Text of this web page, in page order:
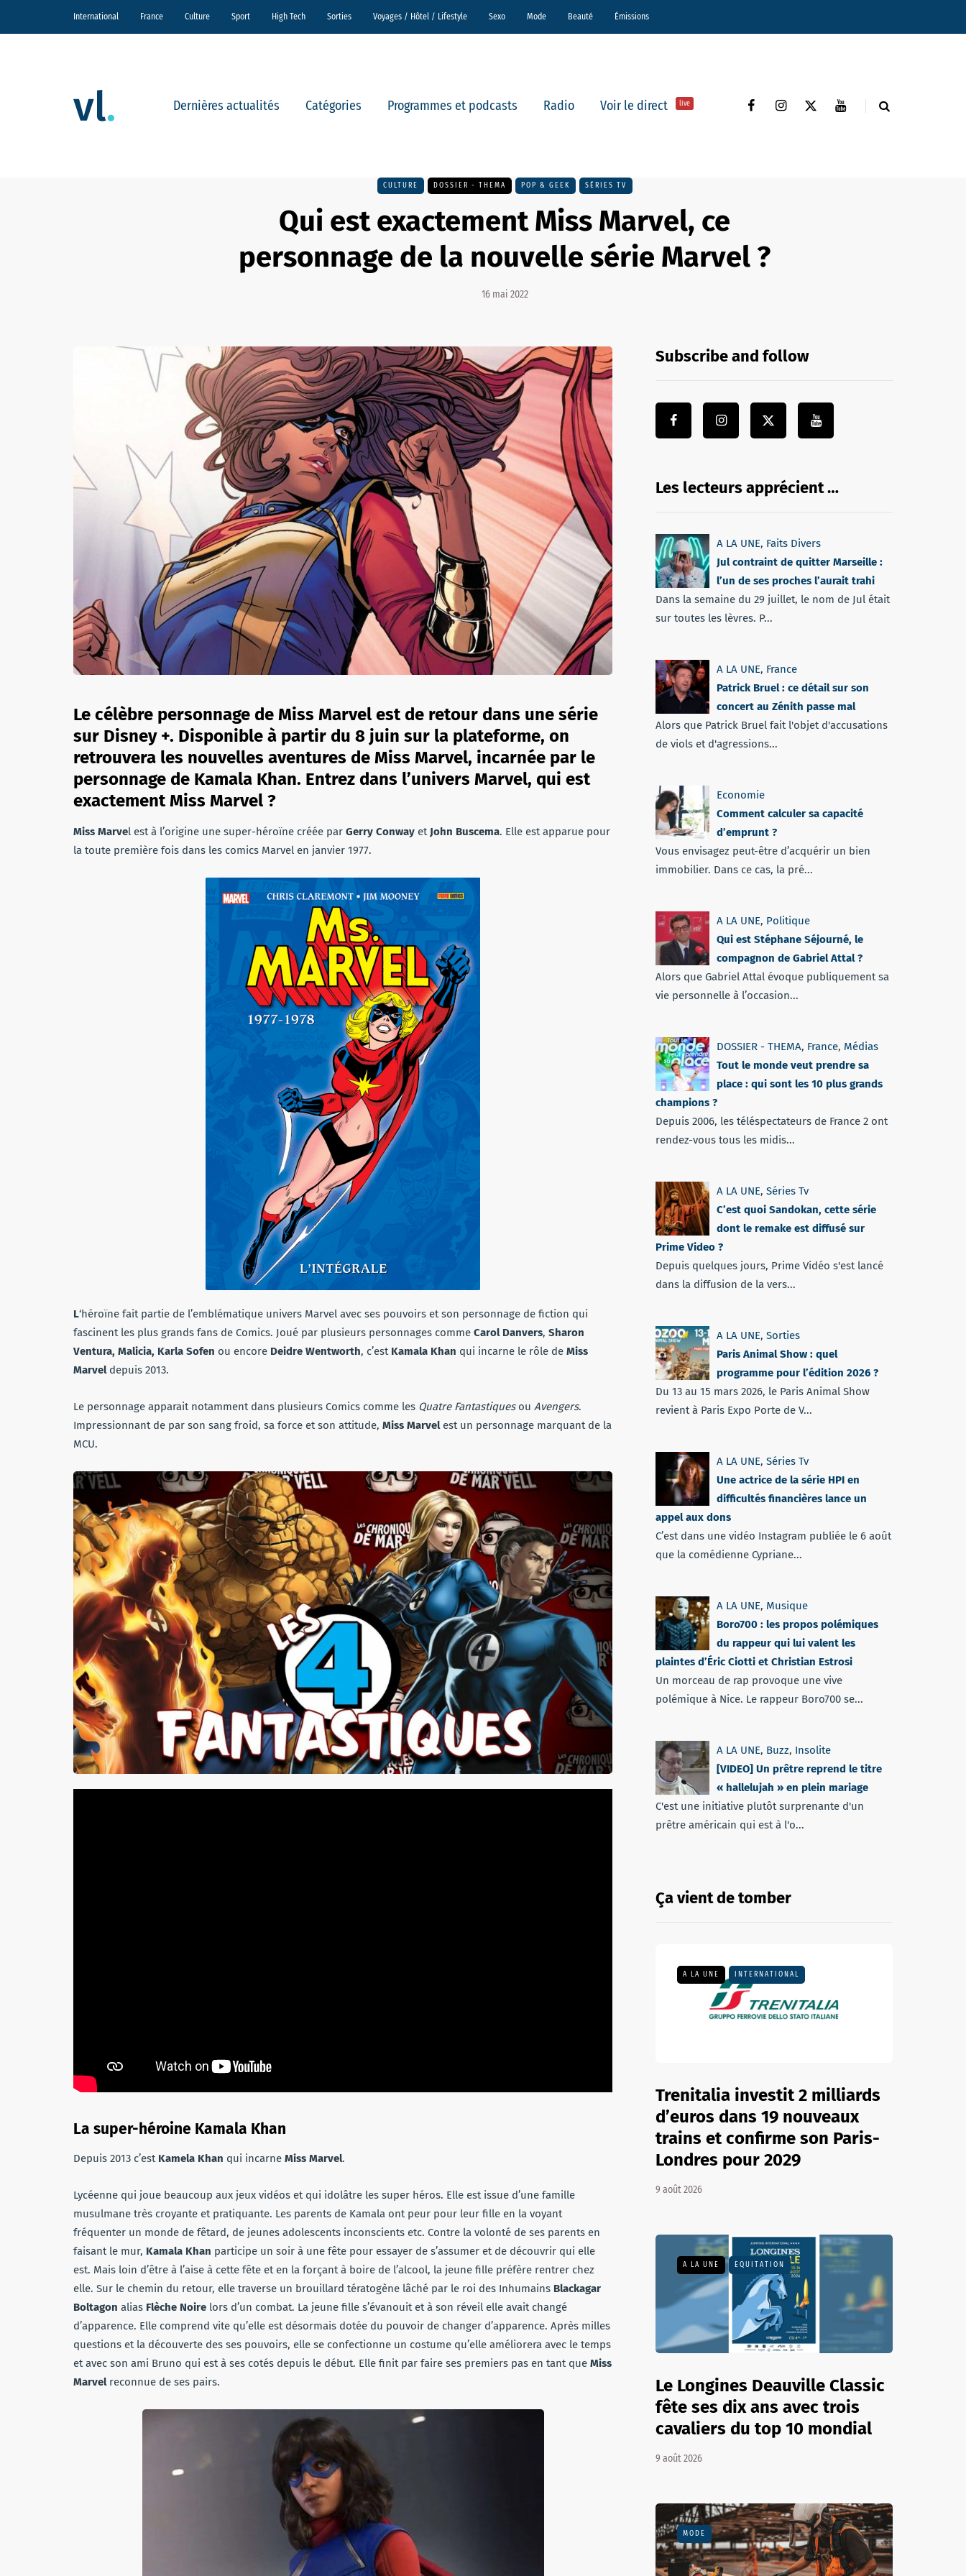
International France Culture Sport High Tech Sorties Voyages / Hôtel / Lifestyle Sexo Mode Beauté Émissions
Dernières actualités Catégories Programmes et podcasts Radio Voir le direct live
CULTURE DOSSIER - THEMA POP & GEEK SÉRIES TV
Qui est exactement Miss Marvel, ce
personnage de la nouvelle série Marvel ?
16 mai 2022
Le célèbre personnage de Miss Marvel est de retour dans une série
sur Disney +. Disponible à partir du 8 juin sur la plateforme, on
retrouvera les nouvelles aventures de Miss Marvel, incarnée par le
personnage de Kamala Khan. Entrez dans l’univers Marvel, qui est
exactement Miss Marvel ?
Miss Marvel est à l’origine une super-héroïne créée par Gerry Conway et John Buscema. Elle est apparue pour
la toute première fois dans les comics Marvel en janvier 1977.
L‘héroïne fait partie de l’emblématique univers Marvel avec ses pouvoirs et son personnage de fiction qui
fascinent les plus grands fans de Comics. Joué par plusieurs personnages comme Carol Danvers, Sharon
Ventura, Malicia, Karla Sofen ou encore Deidre Wentworth, c’est Kamala Khan qui incarne le rôle de Miss
Marvel depuis 2013.
Le personnage apparait notamment dans plusieurs Comics comme les Quatre Fantastiquesou Avengers.
Impressionnant de par son sang froid, sa force et son attitude, Miss Marvel est un personnage marquant de la
MCU.
La super-héroine Kamala Khan
Depuis 2013 c’est Kamela Khan qui incarne Miss Marvel.
Lycéenne qui joue beaucoup aux jeux vidéos et qui idolâtre les super héros. Elle est issue d’une famille
musulmane très croyante et pratiquante. Les parents de Kamala ont peur pour leur fille en la voyant
fréquenter un monde de fêtard, de jeunes adolescents inconscients etc. Contre la volonté de ses parents en
faisant le mur, Kamala Khan participe un soir à une fête pour essayer de s’assumer et de découvrir qui elle
est. Mais loin d’être à l’aise à cette fête et en la forçant à boire de l’alcool, la jeune fille préfère rentrer chez
elle. Sur le chemin du retour, elle traverse un brouillard tératogène lâché par le roi des Inhumains Blackagar
Boltagon alias Flèche Noire lors d’un combat. La jeune fille s’évanouit et à son réveil elle avait changé
d’apparence. Elle comprend vite qu’elle est désormais dotée du pouvoir de changer d’apparence. Après milles
questions et la découverte des ses pouvoirs, elle se confectionne un costume qu’elle améliorera avec le temps
et avec son ami Bruno qui est à ses cotés depuis le début. Elle finit par faire ses premiers pas en tant que Miss
Marvel reconnue de ses pairs.
Subscribe and follow
Les lecteurs apprécient …
A LA UNE, Faits Divers
Jul contraint de quitter Marseille :
l’un de ses proches l’aurait trahi
Dans la semaine du 29 juillet, le nom de Jul était
sur toutes les lèvres. P...
A LA UNE, France
Patrick Bruel : ce détail sur son
concert au Zénith passe mal
Alors que Patrick Bruel fait l'objet d'accusations
de viols et d'agressions...
Economie
Comment calculer sa capacité
d’emprunt ?
Vous envisagez peut-être d’acquérir un bien
immobilier. Dans ce cas, la pré...
A LA UNE, Politique
Qui est Stéphane Séjourné, le
compagnon de Gabriel Attal ?
Alors que Gabriel Attal évoque publiquement sa
vie personnelle à l’occasion...
DOSSIER - THEMA, France, Médias
Tout le monde veut prendre sa
place : qui sont les 10 plus grands
champions ?
Depuis 2006, les téléspectateurs de France 2 ont
rendez-vous tous les midis...
A LA UNE, Séries Tv
C’est quoi Sandokan, cette série
dont le remake est diffusé sur
Prime Video ?
Depuis quelques jours, Prime Vidéo s'est lancé
dans la diffusion de la vers...
A LA UNE, Sorties
Paris Animal Show : quel
programme pour l’édition 2026 ?
Du 13 au 15 mars 2026, le Paris Animal Show
revient à Paris Expo Porte de V...
A LA UNE, Séries Tv
Une actrice de la série HPI en
difficultés financières lance un
appel aux dons
C’est dans une vidéo Instagram publiée le 6 août
que la comédienne Cypriane...
A LA UNE, Musique
Boro700 : les propos polémiques
du rappeur qui lui valent les
plaintes d’Éric Ciotti et Christian Estrosi
Un morceau de rap provoque une vive
polémique à Nice. Le rappeur Boro700 se...
A LA UNE, Buzz, Insolite
[VIDEO] Un prêtre reprend le titre
« hallelujah » en plein mariage
C'est une initiative plutôt surprenante d'un
prêtre américain qui est à l'o...
Ça vient de tomber
A LA UNE INTERNATIONAL
Trenitalia investit 2 milliards
d’euros dans 19 nouveaux
trains et confirme son Paris-
Londres pour 2029
9 août 2026
A LA UNE EQUITATION
Le Longines Deauville Classic
fête ses dix ans avec trois
cavaliers du top 10 mondial
9 août 2026
MODE